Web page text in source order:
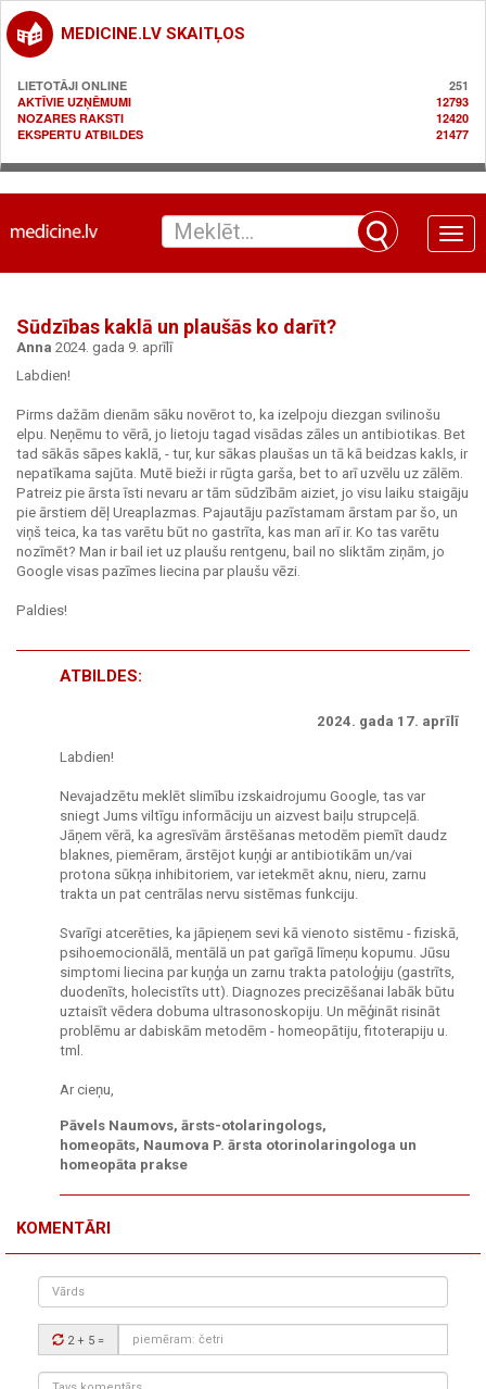
MEDICINE.LV SKAITĻOS
LIETOTĀJI ONLINE
251
AKTĪVIE UZŅĒMUMI
12793
NOZARES RAKSTI
12420
EKSPERTU ATBILDES
21477
Toggle
Sūdzības kaklā un plaušās ko darīt?
Anna 2024. gada 9. aprīlī
Labdien!
Pirms dažām dienām sāku novērot to, ka izelpoju diezgan svilinošu
elpu. Neņēmu to vērā, jo lietoju tagad visādas zāles un antibiotikas. Bet
tad sākās sāpes kaklā, - tur, kur sākas plaušas un tā kā beidzas kakls, ir
nepatīkama sajūta. Mutē bieži ir rūgta garša, bet to arī uzvēlu uz zālēm.
Patreiz pie ārsta īsti nevaru ar tām sūdzībām aiziet, jo visu laiku staigāju
pie ārstiem dēļ Ureaplazmas. Pajautāju pazīstamam ārstam par šo, un
viņš teica, ka tas varētu būt no gastrīta, kas man arī ir. Ko tas varētu
nozīmēt? Man ir bail iet uz plaušu rentgenu, bail no sliktām ziņām, jo
Google visas pazīmes liecina par plaušu vēzi.
Paldies!
ATBILDES:
2024. gada 17. aprīlī
Labdien!
Nevajadzētu meklēt slimību izskaidrojumu Google, tas var
sniegt Jums viltīgu informāciju un aizvest baiļu strupceļā.
Jāņem vērā, ka agresīvām ārstēšanas metodēm piemīt daudz
blaknes, piemēram, ārstējot kuņģi ar antibiotikām un/vai
protona sūkņa inhibitoriem, var ietekmēt aknu, nieru, zarnu
trakta un pat centrālas nervu sistēmas funkciju.
Svarīgi atcerēties, ka jāpieņem sevi kā vienoto sistēmu - fiziskā,
psihoemocionālā, mentālā un pat garīgā līmeņu kopumu. Jūsu
simptomi liecina par kuņģa un zarnu trakta patoloģiju (gastrīts,
duodenīts, holecistīts utt). Diagnozes precizēšanai labāk būtu
uztaisīt vēdera dobuma ultrasonoskopiju. Un mēģināt risināt
problēmu ar dabiskām metodēm - homeopātiju, fitoterapiju u.
tml.
Ar cieņu,
Pāvels Naumovs, ārsts-otolaringologs,
homeopāts, Naumova P. ārsta otorinolaringologa un
homeopāta prakse
KOMENTĀRI
Vārds
Drošības
kods:
2 + 5 =
Tavs